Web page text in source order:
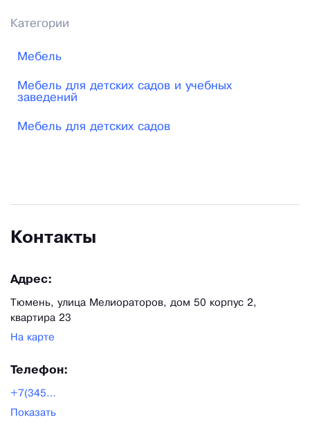
чтобы ребёнку было комфортно, познавательно,
соответствуют установленным требованиям,
Таможенного союза, абсолютно безопасны для
Категории
Мебель
Мебель для детских садов и учебных
заведений
Мебель для детских садов
Контакты
Адрес:
Тюмень, улица Мелиораторов, дом 50 корпус 2,
квартира 23
На карте
Телефон:
+7(3452)688-524
Показать